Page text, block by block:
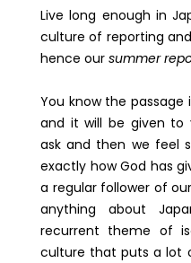
Live long enough in
culture of reporting
hence our summer
You know the passage
and it will be given to
ask and then we feel
exactly how God has
a regular follower of
anything about
recurrent theme of
culture that puts a lot